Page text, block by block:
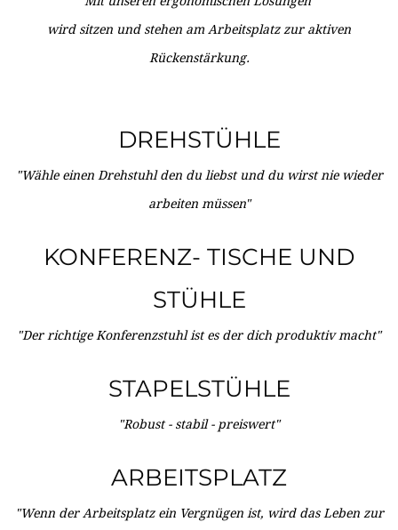
wird sitzen und stehen am Arbeitsplatz zur aktiven
Rückenstärkung.
DREHSTÜHLE
"Wähle einen Drehstuhl den du liebst und du wirst nie wieder
arbeiten müssen"
KONFERENZ- TISCHE UND
STÜHLE
"Der richtige Konferenzstuhl ist es der dich produktiv macht"
STAPELSTÜHLE
"Robust - stabil - preiswert"
ARBEITSPLATZ
"Wenn der Arbeitsplatz ein Vergnügen ist, wird das Leben zur